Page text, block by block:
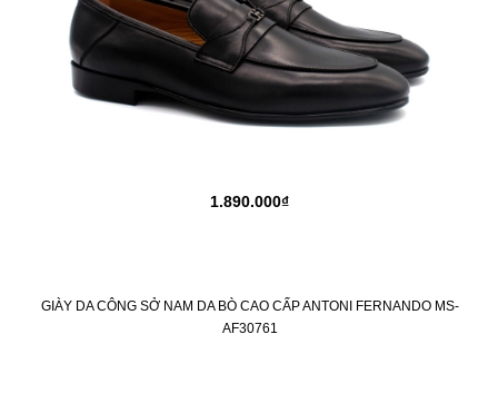
1.890.000₫
GIÀY DA CÔNG SỞ NAM DA BÒ CAO CẤP ANTONI FERNANDO MS-
AF30761